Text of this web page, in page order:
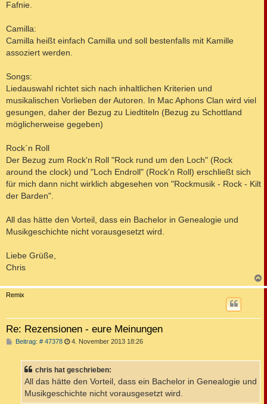
Fafnie.
Camilla:
Camilla heißt einfach Camilla und soll bestenfalls mit Kamille
assoziert werden.
Songs:
Liedauswahl richtet sich nach inhaltlichen Kriterien und
musikalischen Vorlieben der Autoren. In Mac Aphons Clan wird viel
gesungen, daher der Bezug zu Liedtiteln (Bezug zu Schottland
möglicherweise gegeben)
Rock`n Roll
Der Bezug zum Rock'n Roll "Rock rund um den Loch" (Rock
around the clock) und "Loch Endroll" (Rock'n Roll) erschließt sich
für mich dann nicht wirklich abgesehen von "Rockmusik - Rock - Kilt
der Barden".
All das hätte den Vorteil, dass ein Bachelor in Genealogie und
Musikgeschichte nicht vorausgesetzt wird.
Liebe Grüße,
Chris
a
Remix
Re: Rezensionen - eure Meinungen
Beitrag: # 47378B
r
a
4. November 2013 18:26
chris hat geschrieben:
All das hätte den Vorteil, dass ein Bachelor in Genealogie und
Musikgeschichte nicht vorausgesetzt wird.